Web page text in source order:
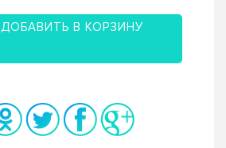
ДОБАВИТЬ В КОРЗИНУ